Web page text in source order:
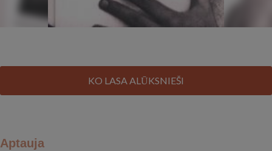
KO LASA ALŪKSNIEŠI
Aptauja